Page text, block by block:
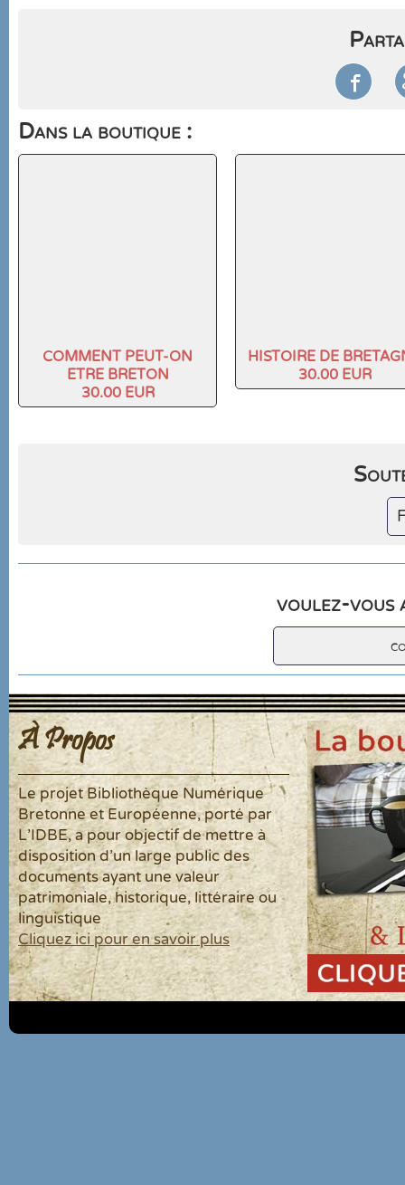

Dans la boutique :
COMMENT PEUT-ON
ETRE BRETON
30.00 EUR
HISTOIRE DE
30.00 EUR
voulez-vous
À Propos
Le projet Bibliothèque Numérique
Bretonne et Européenne, porté par
L'IDBE, a pour objectif de mettre à
disposition d'un large public des
documents ayant une valeur
patrimoniale, historique, littéraire ou
linguistique
Cliquez ici pour en savoir plus